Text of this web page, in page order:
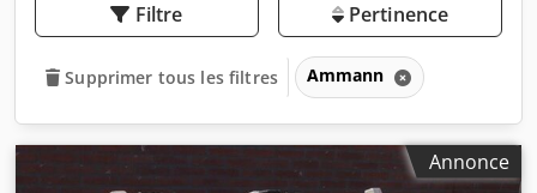
Filtre Pertinence
Supprimer tous les filtres Ammann
Annonce